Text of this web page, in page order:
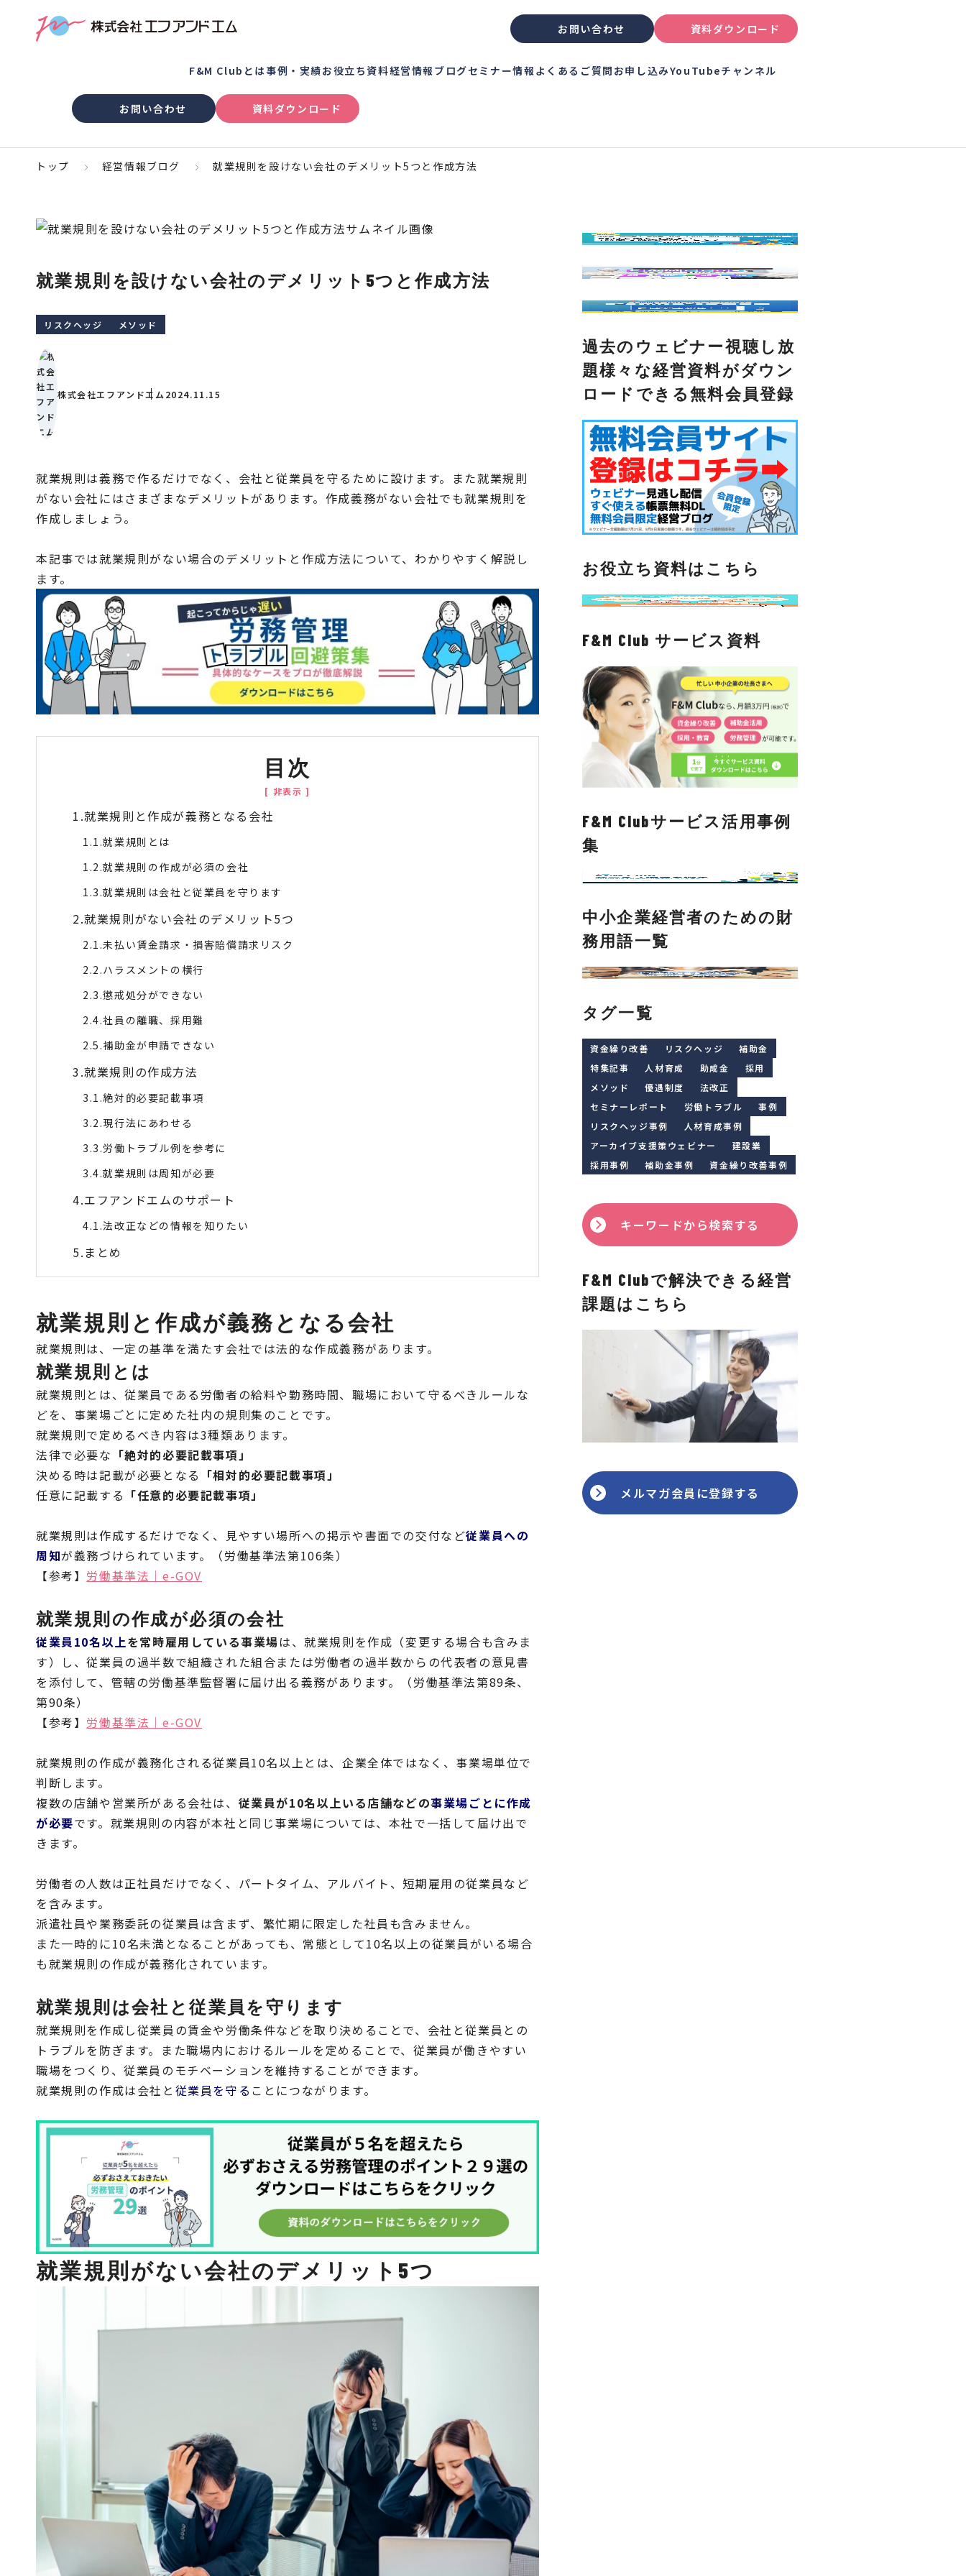
お問い合わせ 資料ダウンロード
F&M Clubとは事例・実績お役立ち資料経営情報ブログセミナー情報よくあるご質問 お申し込みYouTubeチャンネル
お問い合わせ 資料ダウンロード
トップ 経営情報ブログ 就業規則を設けない会社のデメリット5つと作成方法
就業規則を設けない会社のデメリット5つと作成方法
リスクヘッジ メソッド
株式会社エフアンドエム 2024.11.15
就業規則は義務で作るだけでなく、会社と従業員を守るために設けます。また就業規則
がない会社にはさまざまなデメリットがあります。作成義務がない会社でも就業規則を
作成しましょう。
本記事では就業規則がない場合のデメリットと作成方法について、わかりやすく解説し
ます。
目次
就業規則と作成が義務となる会社
就業規則とは
就業規則の作成が必須の会社
就業規則は会社と従業員を守ります
就業規則がない会社のデメリット5つ
未払い賃金請求・損害賠償請求リスク
ハラスメントの横行
懲戒処分ができない
社員の離職、採用難
補助金が申請できない
就業規則の作成方法
絶対的必要記載事項
現行法にあわせる
労働トラブル例を参考に
就業規則は周知が必要
エフアンドエムのサポート
法改正などの情報を知りたい
まとめ
就業規則と作成が義務となる会社
就業規則は、一定の基準を満たす会社では法的な作成義務があります。
就業規則とは
就業規則とは、従業員である労働者の給料や勤務時間、職場において守るべきルールな
どを、事業場ごとに定めた社内の規則集のことです。
就業規則で定めるべき内容は3種類あります。
法律で必要な 「絶対的必要記載事項」
決める時は記載が必要となる 「相対的必要記載事項」
任意に記載する 「任意的必要記載事項」
就業規則は作成するだけでなく、見やすい場所への掲示や書面での交付など従業員への
周知が義務づけられています。（労働基準法第106条）
【参考】 労働基準法｜e-GOV
就業規則の作成が必須の会社
従業員10名以上を常時雇用している事業場は、就業規則を作成（変更する場合も含みま
す）し、従業員の過半数で組織された組合または労働者の過半数からの代表者の意見書
を添付して、管轄の労働基準監督署に届け出る義務があります。（労働基準法第89条、
第90条）
【参考】 労働基準法｜e-GOV
就業規則の作成が義務化される従業員10名以上とは、企業全体ではなく、事業場単位で
判断します。
複数の店舗や営業所がある会社は、 従業員が10名以上いる店舗などの事業場ごとに作成
が必要です。就業規則の内容が本社と同じ事業場については、本社で一括して届け出で
きます。
労働者の人数は正社員だけでなく、パートタイム、アルバイト、短期雇用の従業員など
を含みます。
派遣社員や業務委託の従業員は含まず、繁忙期に限定した社員も含みません。
また一時的に10名未満となることがあっても、常態として10名以上の従業員がいる場合
も就業規則の作成が義務化されています。
就業規則は会社と従業員を守ります
就業規則を作成し従業員の賃金や労働条件などを取り決めることで、会社と従業員との
トラブルを防ぎます。また職場内におけるルールを定めることで、従業員が働きやすい
職場をつくり、従業員のモチベーションを維持することができます。
就業規則の作成は会社と 従業員を守る ことにつながります。
就業規則がない会社のデメリット5つ
過去のウェビナー視聴し放
題様々な経営資料がダウン
ロードできる無料会員登録
お役立ち資料はこちら
F&M Club サービス資料
F&M Clubサービス活用事例
集
中小企業経営者のための財
務用語一覧
タグ一覧
資金繰り改善 リスクヘッジ
補助金
特集記事
人材育成 助成金
採用
メソッド
優遇制度
法改正
セミナーレポート
労働トラブル
事例
リスクヘッジ事例
人材育成事例
アーカイブ支援策ウェビナー
建設業
採用事例
補助金事例 資金繰り改善事例
キーワードから検索する
F&M Clubで解決できる経営
課題はこちら
メルマガ会員に登録する